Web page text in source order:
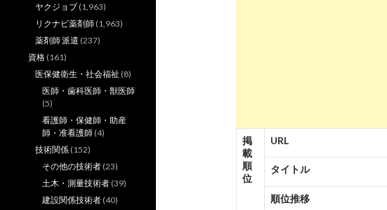
掲
載
順
位
URL
タイトル
順位推移
ヤクジョブ (1,963)
リクナビ薬剤師 (1,963)
薬剤師 派遣 (237)
資格 (161)
医保健衛生・社会福祉 (8)
医師・歯科医師・獣医師
(5)
看護師・保健師・助産
師・准看護師 (4)
技術関係 (152)
その他の技術者 (23)
土木・測量技術者 (39)
建設関係技術者 (40)